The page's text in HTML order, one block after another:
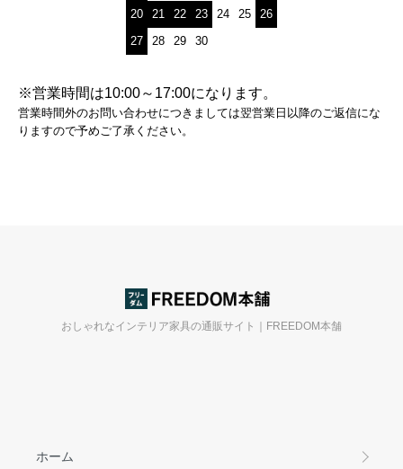
20
21 22 23 24 25
26
27
28 29 30
※営業時間は10:00～17:00になります。
営業時間外のお問い合わせにつきましては翌営業日以降のご返信にな
りますので予めご了承ください。
おしゃれなインテリア家具の通販サイト｜FREEDOM本舗
ホーム